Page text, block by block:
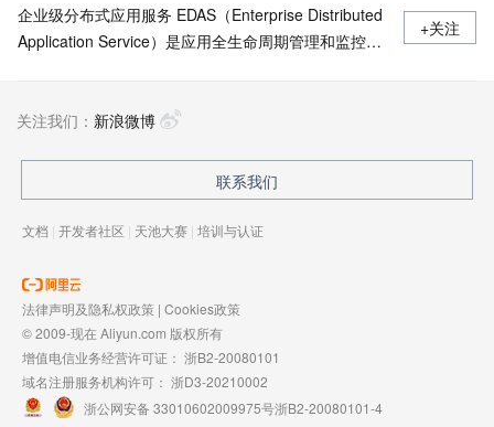
企业级分布式应用服务 EDAS（Enterprise Distributed
Application Service）是应用全生命周期管理和监控的
的发布运行和服务治理 ，Java支持Spring Cloud、
+关注
关注我们： 新浪微博
联系我们
文档 | 开发者社区 | 天池大赛 | 培训与认证
法律声明及隐私权政策 | Cookies政策
© 2009-现在 Aliyun.com 版权所有
增值电信业务经营许可证： 浙B2-20080101
域名注册服务机构许可： 浙D3-20210002
浙公网安备 33010602009975号浙B2-20080101-4